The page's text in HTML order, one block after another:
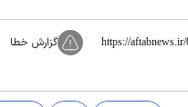
https:// گزارش خطا